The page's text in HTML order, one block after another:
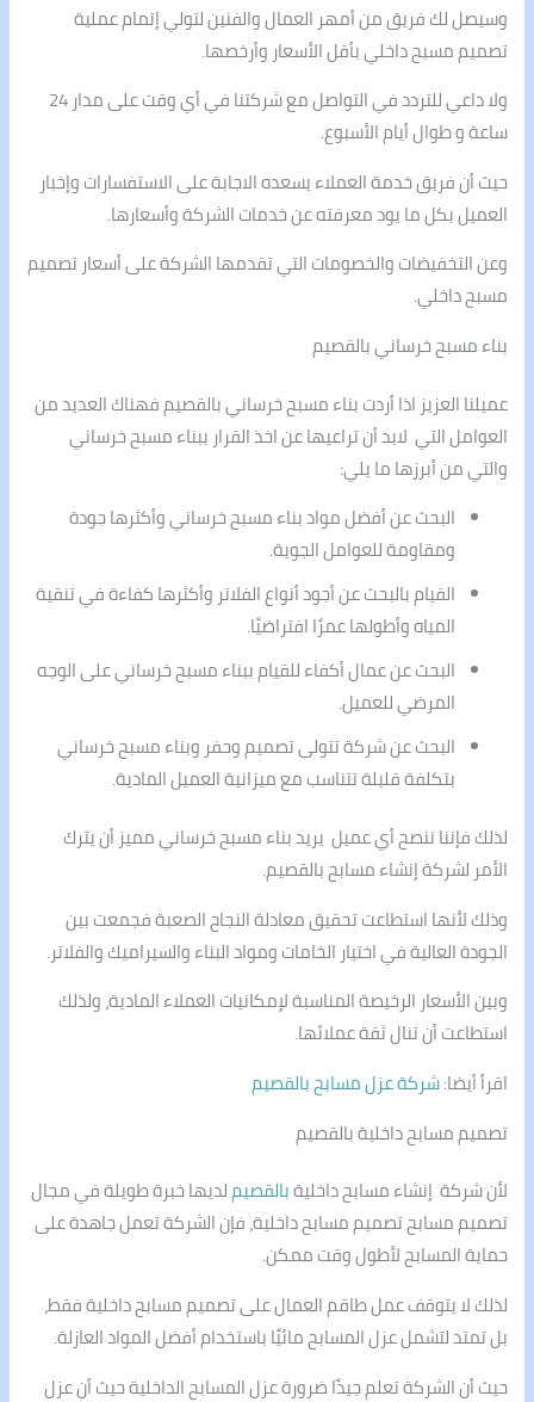
وسيصل لك فريق من أمهر العمال والفنين لتولي إتمام عملية
تصميم مسبح داخلي بأقل الأسعار وأرخصها.
ولا داعي للتردد في التواصل مع شركتنا في أي وقت على مدار 24
ساعة و طوال أيام الأسبوع.
حيث أن فريق خدمة العملاء يسعده الاجابة على الاستفسارات وإخبار
العميل بكل ما يود معرفته عن خدمات الشركة وأسعارها.
وعن التخفيضات والخصومات التي تقدمها الشركة على أسعار تصميم
مسبح داخلي.
بناء مسبح خرساني بالقصيم
عميلنا العزيز اذا أردت بناء مسبح خرساني بالقصيم فهناك العديد من
العوامل التي لابد أن تراعيها عن اخذ القرار ببناء مسبح خرساني
والتي من أبرزها ما يلي:
البحث عن أفضل مواد بناء مسبح خرساني وأكثرها جودة
ومقاومة للعوامل الجوية.
القيام بالبحث عن أجود أنواع الفلاتر وأكثرها كفاءة في تنقية
المياه وأطولها عمرًا افتراضيًا.
البحث عن عمال أكفاء للقيام ببناء مسبح خرساني على الوجه
المرضي للعميل.
البحث عن شركة تتولى تصميم وحفر وبناء مسبح خرساني
بتكلفة قليلة تتناسب مع ميزانية العميل المادية.
لذلك فإننا ننصح أي عميل يريد بناء مسبح خرساني مميز أن يترك
الأمر لشركة إنشاء مسابح بالقصيم.
وذلك لأنها استطاعت تحقيق معادلة النجاح الصعبة فجمعت بين
الجودة العالية في اختيار الخامات ومواد البناء والسيراميك والفلاتر.
وبين الأسعار الرخيصة المناسبة لإمكانيات العملاء المادية، ولذلك
استطاعت أن تنال ثقة عملائها.
اقرأ أيضا:شركة عزل مسابح بالقصيم
تصميم مسابح داخلية بالقصيم
لأن شركة إنشاء مسابح داخليةبالقصيملديها خبرة طويلة في مجال
تصميم مسابح تصميم مسابح داخلية، فإن الشركة تعمل جاهدة على
حماية المسابح لأطول وقت ممكن.
لذلك لا يتوقف عمل طاقم العمال على تصميم مسابح داخلية فقط،
بل تمتد لتشمل عزل المسابح مائيًا باستخدام أفضل المواد العازلة.
حيث أن الشركة تعلم جيدًا ضرورة عزل المسابح الداخلية حيث أن عزل